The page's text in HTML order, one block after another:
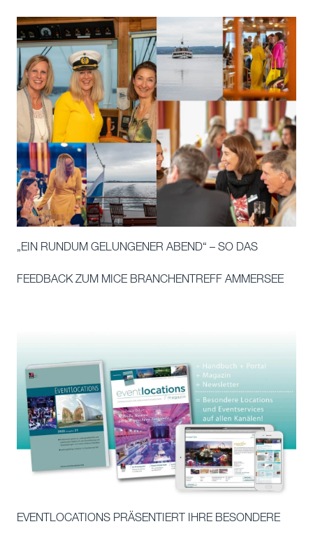
„EIN RUNDUM GELUNGENER ABEND“ – SO DAS
FEEDBACK ZUM MICE BRANCHENTREFF AMMERSEE
EVENTLOCATIONS PRÄSENTIERT IHRE BESONDERE